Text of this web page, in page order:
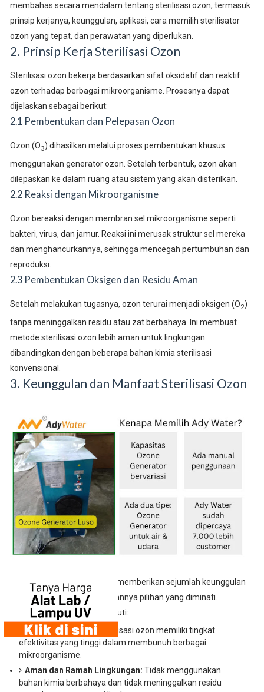
membahas secara mendalam tentang sterilisasi ozon, termasuk
prinsip kerjanya, keunggulan, aplikasi, cara memilih sterilisator
ozon yang tepat, dan perawatan yang diperlukan.
2. Prinsip Kerja Sterilisasi Ozon
Sterilisasi ozon bekerja berdasarkan sifat oksidatif dan reaktif
ozon terhadap berbagai mikroorganisme. Prosesnya dapat
dijelaskan sebagai berikut:
2.1 Pembentukan dan Pelepasan Ozon
Ozon (O3) dihasilkan melalui proses pembentukan khusus
menggunakan generator ozon. Setelah terbentuk, ozon akan
dilepaskan ke dalam ruang atau sistem yang akan disterilkan.
2.2 Reaksi dengan Mikroorganisme
Ozon bereaksi dengan membran sel mikroorganisme seperti
bakteri, virus, dan jamur. Reaksi ini merusak struktur sel mereka
dan menghancurkannya, sehingga mencegah pertumbuhan dan
reproduksi.
2.3 Pembentukan Oksigen dan Residu Aman
Setelah melakukan tugasnya, ozon terurai menjadi oksigen (O2)
tanpa meninggalkan residu atau zat berbahaya. Ini membuat
metode sterilisasi ozon lebih aman untuk lingkungan
dibandingkan dengan beberapa bahan kimia sterilisasi
konvensional.
3. Keunggulan dan Manfaat Sterilisasi Ozon
Penggunaan sterilisasi ozon memberikan sejumlah keunggulan
dan manfaat yang menjadikannya pilihan yang diminati.
Beberapa di antaranya meliputi:
Efektivitas Tinggi:Sterilisasi ozon memiliki tingkat
efektivitas yang tinggi dalam membunuh berbagai
mikroorganisme.
Aman dan Ramah Lingkungan: Tidak menggunakan
bahan kimia berbahaya dan tidak meninggalkan residu